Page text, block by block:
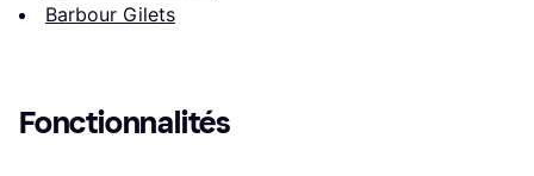
Barbour Gilets
Fonctionnalités